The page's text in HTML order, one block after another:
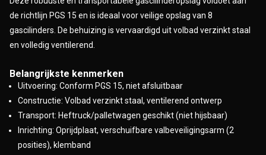
de richtlijn PGS 15 en is ideaal voor veilige opslag van 8
gascilinders. De behuizing is vervaardigd uit volbad verzinkt staal
en volledig ventilerend.
Belangrijkste kenmerken
Uitvoering: Conform PGS 15, niet afsluitbaar
Constructie: Volbad verzinkt staal, ventilerend ontwerp
Transport: Heftruck/palletwagen geschikt (niet hijsbaar)
Inrichting: Oprijdplaat, verschuifbare valbeveiligingsarm (2
posities), klemband